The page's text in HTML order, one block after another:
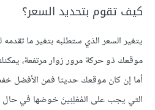
كيف تقوم بتحديد السعر؟
يتغير السعر الذي ستطلبه بتغير ما تقدمه
موقعك ذو حركة مرور زوار مرتفعة،
أما إن كان موقعك حديثا فمن الأفضل
التي يجب على المُعْلِنِينَ خوضها في حال